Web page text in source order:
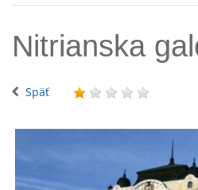
Nitrianska
Späť